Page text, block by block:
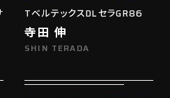
TベルテックスDLセラGR86
寺田 伸
SHIN TERADA